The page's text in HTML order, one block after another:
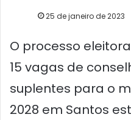
25 de janeiro de 2023
O processo
15 vagas de
suplentes para o
2028 em Santos